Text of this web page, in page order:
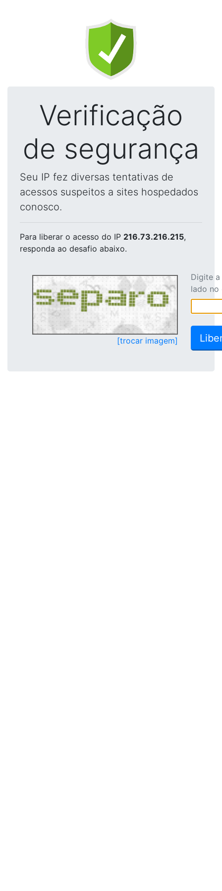
Verificação
de segurança
Seu IP fez diversas tentativas de
acessos suspeitos a sites hospedados
conosco.
Para liberar o acesso do IP 216.73.216.215,
responda ao desafio abaixo.
[trocar imagem]
Digite
lado no